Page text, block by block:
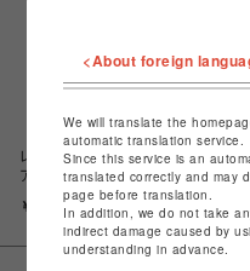
レッドウィング IRON RANGER
アイアンレンジャー 8084
￥55,550
<About foreign
We will translate the
automatic translation service.
Since this service is an
translated correctly and may
page before translation.
In addition, we do not take
indirect damage caused by
understanding in advance.